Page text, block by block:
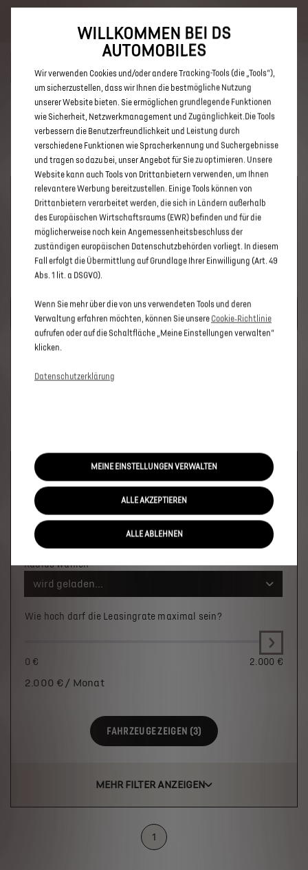
Hybride. Mehr erfahren >>
ENTDECKEN SIE ALLE ANGEBOTE
IN HATTINGEN
UM DIESE GOOGLE MAPS-KARTE ANZUZEIGEN, AKZEPTIEREN
SIE BITTE DIE FÜR MARKETING/WERBUNG RELEVANTEN-
COOKIES.
Welches Fahrzeug möchten Sie?
Wo soll das Fahrzeug stehen?
Ort oder PLZ
Radius wählen
wird geladen...
Wie hoch darf die Leasingrate maximal sein?
0 € 2.000 €
2.000 € / Monat
FAHRZEUGE ZEIGEN (3)
MEHR FILTER ANZEIGEN
1
WILLKOMMEN BEI DS
AUTOMOBILES
Wir verwenden Cookies und/oder andere Tracking-Tools (die „Tools“),
um sicherzustellen, dass wir Ihnen die bestmögliche Nutzung
unserer Website bieten. Sie ermöglichen grundlegende Funktionen
wie Sicherheit, Netzwerkmanagement und Zugänglichkeit.Die Tools
verbessern die Benutzerfreundlichkeit und Leistung durch
verschiedene Funktionen wie Spracherkennung und Suchergebnisse
und tragen so dazu bei, unser Angebot für Sie zu optimieren. Unsere
Website kann auch Tools von Drittanbietern verwenden, um Ihnen
relevantere Werbung bereitzustellen. Einige Tools können von
Drittanbietern verarbeitet werden, die sich in Ländern außerhalb
des Europäischen Wirtschaftsraums (EWR) befinden und für die
möglicherweise noch kein Angemessenheitsbeschluss der
zuständigen europäischen Datenschutzbehörden vorliegt. In diesem
Fall erfolgt die Übermittlung auf Grundlage Ihrer Einwilligung (Art. 49
Abs. 1 lit. a DSGVO).
Wenn Sie mehr über die von uns verwendeten Tools und deren
Verwaltung erfahren möchten, können Sie unsere Cookie‑Richtlinie
aufrufen oder auf die Schaltfläche „Meine Einstellungen verwalten“
klicken.
Datenschutzerklärung
MEINE EINSTELLUNGEN VERWALTEN
ALLE AKZEPTIEREN
ALLE ABLEHNEN